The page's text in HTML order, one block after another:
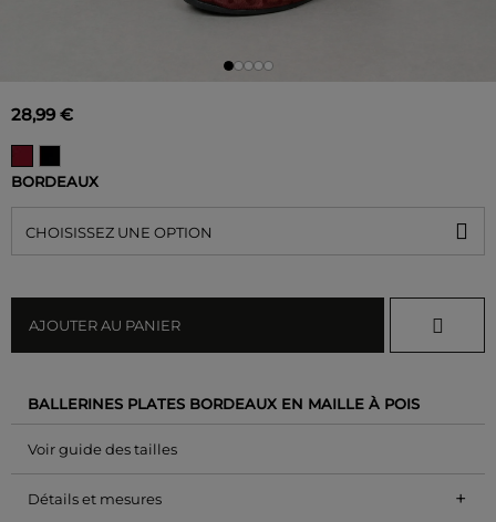
28,99 €
BORDEAUX
CHOISISSEZ UNE OPTION
AJOUTER AU PANIER
BALLERINES PLATES BORDEAUX EN MAILLE À POIS
Voir guide des tailles
Détails et mesures +